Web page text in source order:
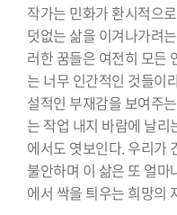
작가는 민화가 환시적으
덧없는 삶을 이겨나가려
러한 꿈들은 여전히 모든
는 너무 인간적인 것들이
설적인 부재감을 보여주
는 작업 내지 바람에 날
에서도 엿보인다. 우리가
불안하며 이 삶은 또 얼
에서 싹을 틔우는 희망의